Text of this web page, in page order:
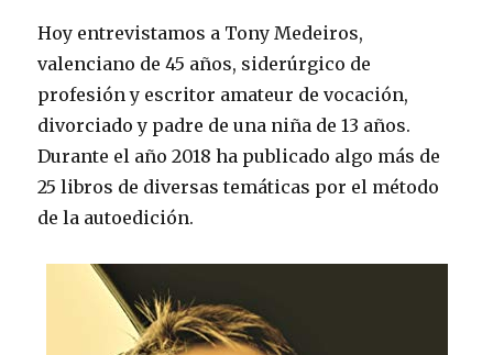
c
e
b
o
o
k
it
te
r
te
re
st
k
e
dI
n
Hoy entrevistamos a Tony Medeiros,
valenciano de 45 años, siderúrgico de
profesión y escritor amateur de vocación,
divorciado y padre de una niña de 13 años.
Durante el año 2018 ha publicado algo más de
25 libros de diversas temáticas por el método
de la autoedición.